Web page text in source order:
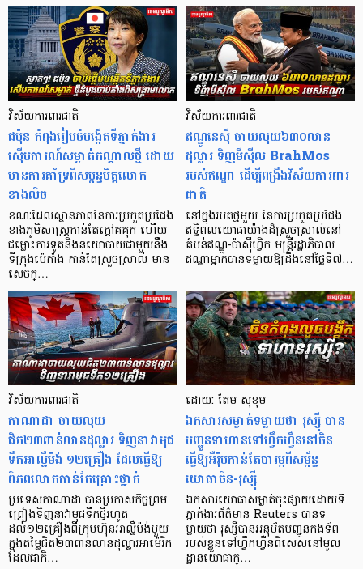
វិស័យការពារជាតិ
ជប៉ុន កំពុងរៀបចំបង្កើតទីភ្នាក់ងារ
ស៊ើបការណ៍សម្ងាត់កណ្តាលថ្មី ដោយ
មានការគាំទ្រពី​សម្ពន្ធមិត្តលោក
ខាងលិច
ខណៈដែលស្ថានភាពនៃការប្រកួតប្រជែង
ខាងភូមិសាស្រ្តកាន់តែក្តៅគគុក ហើយ
ជម្លោះ​ការទូតនិងនយោបាយជាមួយ​នឹង
ទីក្រុងប៉េកាំង កាន់តែស្រួចស្រាល់ មាន
សេចក្…
វិស័យការពារជាតិ
ឥណ្ឌូនេស៊ី ចាយលុយ៦៣០លាន
ដុល្លារ ទិញមីស៊ីល BrahMos
របស់ឥណ្ឌា ដើម្បីពង្រឹងវិស័យការពារ
ជាតិ
នៅក្នុងរបត់ថ្មីមួយ នៃការប្រកួតប្រជែង
ឥទ្ធិពលយោធាយ៉ាងដ៏ស្រួចស្រាល់នៅ
តំបន់ឥណ្ឌូ-ប៉ាស៊ីហ្វិក មន្ត្រីរដ្ឋាភិបាល
ឥណ្ឌាម្នាក់បានទម្លាយឱ្យដឹងនៅថ្ងៃទី៧…
វិស័យការពារជាតិ
កាណាដា ចាយលុយ
ជិត២៣ពាន់លានដុល្លារ ​ទិញនាវាមុជ
ទឹកអាល្លឺម៉ង់ ១២គ្រឿង ដែលធ្វើឱ្យ
ពិភពលោកកាន់តែគ្រោះថ្នាក់
ប្រទេសកាណាដា បានប្រកាសកិច្ចព្រម
ព្រៀងទិញនាវាមុជទឹកថ្មីរហូត
ដល់១២គ្រឿងពីក្រុមហ៊ុនអាល្លឺម៉ង់មួយ
ក្នុងតម្លៃជិត២៣ពាន់លានដុល្លារអាម៉េរិក
ដែលជាកិ…
ដោយ: តែម សុខុម
ឯកសារសម្ងាត់​ទម្លាយថា រុស្ស៊ី បាន
បញ្ជូនទាហានទៅហ្វឹកហ្វឺននៅចិន
ធ្វើឱ្យអឺរ៉ុបកាន់តែបារម្ភពីសម្ព័ន្ធ
យោធាចិន-រុស្ស៊ី
ឯកសារយោធាសម្ងាត់ចុះផ្សាយដោយទី
ភ្នាក់ងារព័ត៌មាន Reuters បានទ
ម្លាយថា រុស្ស៊ីបានអនុម័តបញ្ជូនកងទ័ព
របស់ខ្លួនទៅហ្វឹកហ្វឺនពិសេសនៅមូល
ដ្ឋានយោធាក្…